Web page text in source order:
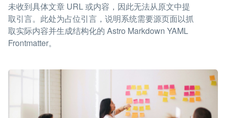
未收到具体文章 URL 或内容，因此无法从原文中提
取引言。此处为占位引言，说明系统需要源页面以抓
取实际内容并生成结构化的 Astro Markdown YAML
Frontmatter。